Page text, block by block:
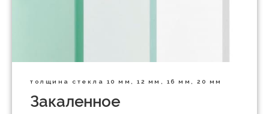
толщина стекла 10 мм, 12 мм, 16 мм, 20 мм
Закаленное